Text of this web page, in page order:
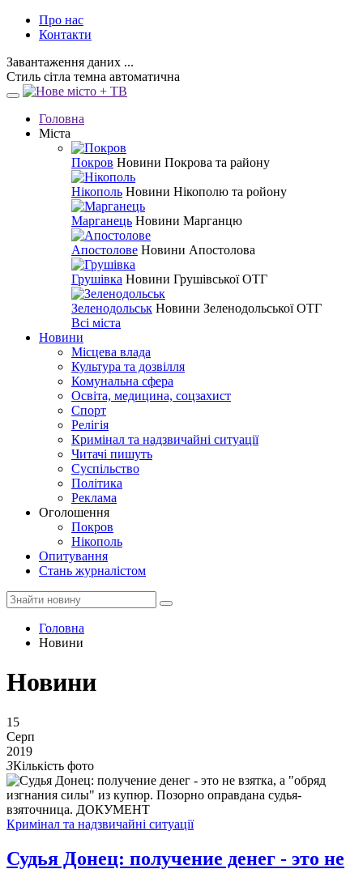
Про нас
Контакти
Завантаження даних ...
Стиль сітла темна автоматична
Головна
Міста
Покров Новини Покрова та району
Нікополь Новини Нікополю та ройону
Марганець Новини Марганцю
Апостолове Новини Апостолова
Грушівка Новини Грушівської ОТГ
Зеленодольськ Новини Зеленодольської ОТГ
Всі міста
Новини
Місцева влада
Культура та дозвілля
Комунальна сфера
Освіта, медицина, соцзахист
Спорт
Релігія
Кримінал та надзвичайні ситуації
Читачі пишуть
Суспільство
Політика
Реклама
Оголошення
Покров
Нікополь
Опитування
Стань журналістом
Головна
Новини
Новини
15
Серп
2019
3Кількість фото
Кримінал та надзвичайні ситуації
Судья Донец: получение денег - это не